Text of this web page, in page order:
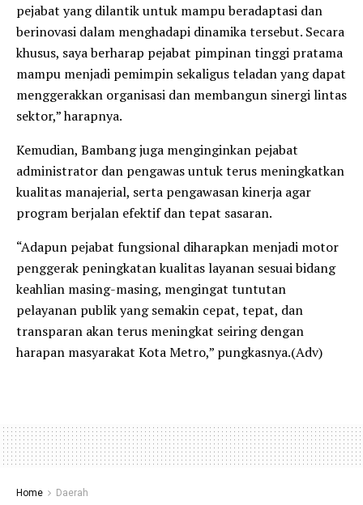
pejabat yang dilantik untuk mampu beradaptasi dan
berinovasi dalam menghadapi dinamika tersebut. Secara
khusus, saya berharap pejabat pimpinan tinggi pratama
mampu menjadi pemimpin sekaligus teladan yang dapat
menggerakkan organisasi dan membangun sinergi lintas
sektor,” harapnya.
Kemudian, Bambang juga menginginkan pejabat
administrator dan pengawas untuk terus meningkatkan
kualitas manajerial, serta pengawasan kinerja agar
program berjalan efektif dan tepat sasaran.
“Adapun pejabat fungsional diharapkan menjadi motor
penggerak peningkatan kualitas layanan sesuai bidang
keahlian masing-masing, mengingat tuntutan
pelayanan publik yang semakin cepat, tepat, dan
transparan akan terus meningkat seiring dengan
harapan masyarakat Kota Metro,” pungkasnya.(Adv)
Home Daerah